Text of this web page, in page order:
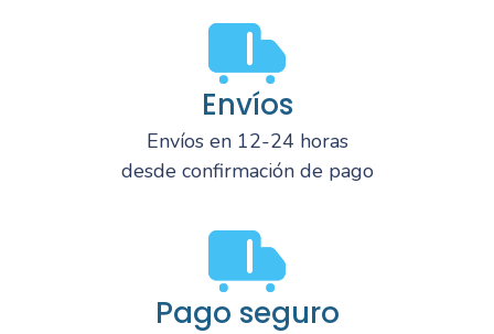
Envíos
Envíos en 12-24 horas
desde confirmación de pago
Pago seguro